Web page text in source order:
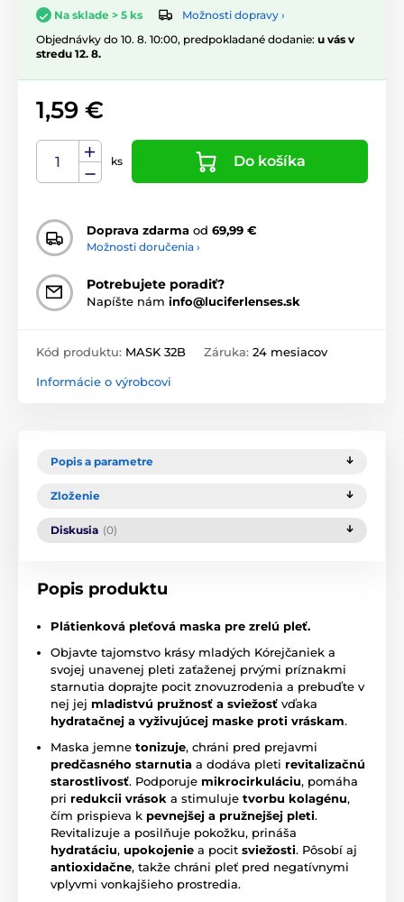
Na sklade > 5 ks
Možnosti dopravy ›
Objednávky do 10. 8. 10:00, predpokladané dodanie: u vás v
stredu 12. 8.
1,59 €
ks Do košíka
Doprava zdarma od 69,99 €
Možnosti doručenia ›
Potrebujete poradiť?
Napíšte nám info@luciferlenses.sk
Kód produktu: MASK 32B Záruka: 24 mesiacov
Informácie o výrobcovi
Popis a parametre
Zloženie
Diskusia (0)
Popis produktu
Plátienková pleťová maska pre zrelú pleť.
Objavte tajomstvo krásy mladých Kórejčaniek a
svojej unavenej pleti zaťaženej prvými príznakmi
starnutia doprajte pocit znovuzrodenia a prebuďte v
nej jej mladistvú pružnosť a sviežosť vďaka
hydratačnej a vyživujúcej maske proti vráskam.
Maska jemne tonizuje, chráni pred prejavmi
predčasného starnutia a dodáva pleti revitalizačnú
starostlivosť. Podporuje mikrocirkuláciu, pomáha
pri redukcii vrások a stimuluje tvorbu kolagénu,
čím prispieva k pevnejšej a pružnejšej pleti.
Revitalizuje a posilňuje pokožku, prináša
hydratáciu, upokojenie a pocit sviežosti. Pôsobí aj
antioxidačne, takže chráni pleť pred negatívnymi
vplyvmi vonkajšieho prostredia.